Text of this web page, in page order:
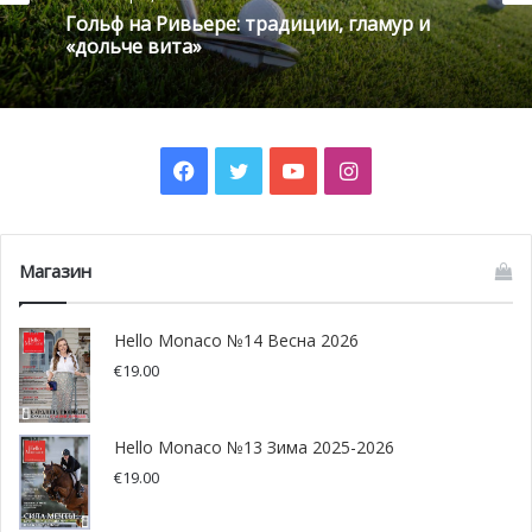
НМ: Что подтолкнуло вас к созданию клуба?
Я.А.:В отношениях с мужчинами наступает некое
равновесие, когда более или менее понятно, что
делать: пообнимала, накормила, поддержала в момент
сомнений, и он пошел заниматься своими рабочими
делами или хобби.
Гольф на Ривьере: традиции, гламур и
«дольче вита»
Facebook
TwitterYouTubeInstagram
Магазин
Hello Monaco №14 Весна 2026
€19.00
Hello Monaco №13 Зима 2025-2026
€19.00